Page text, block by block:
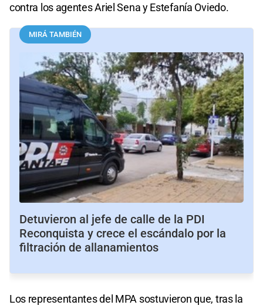
contra los agentes Ariel Sena y Estefanía Oviedo.
MIRÁ TAMBIÉN
Detuvieron al jefe de calle de la PDI
Reconquista y crece el escándalo por la
filtración de allanamientos
Los representantes del MPA sostuvieron que, tras la